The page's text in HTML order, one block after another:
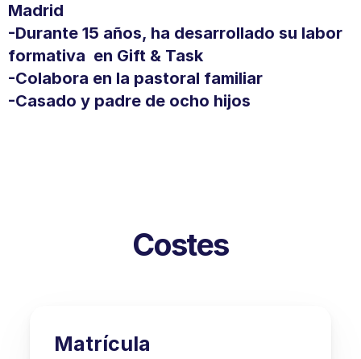
Madrid
-Durante 15 años, ha desarrollado su labor
formativa  en Gift & Task
-Colabora en la pastoral familiar
-Casado y padre de ocho hijos
Costes
Matrícula